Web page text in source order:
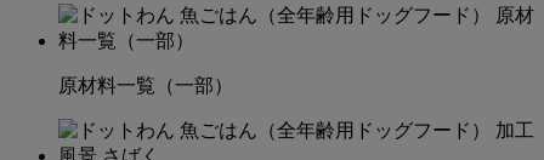
原材料一覧（一部）